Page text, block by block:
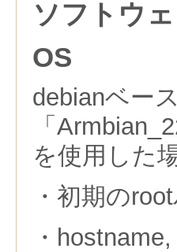
ソフトウ
OS
debianベー
「
を使用した
・初期の
・